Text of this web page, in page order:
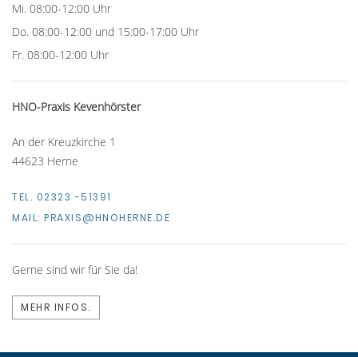
Mi. 08:00-12:00 Uhr
Do. 08:00-12:00 und 15:00-17:00 Uhr
Fr. 08:00-12:00 Uhr
HNO-Praxis Kevenhörster
An der Kreuzkirche 1
44623 Herne
TEL. 02323 -51391
MAIL: PRAXIS@HNOHERNE.DE
Gerne sind wir für Sie da!
MEHR INFOS.